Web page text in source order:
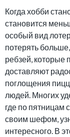
Когда хобби
становится
особый вид
потерять
ребзей, которые
доставляют
поглощения
людей. Многих
где по пятницам
своим шефом,
интересного. В